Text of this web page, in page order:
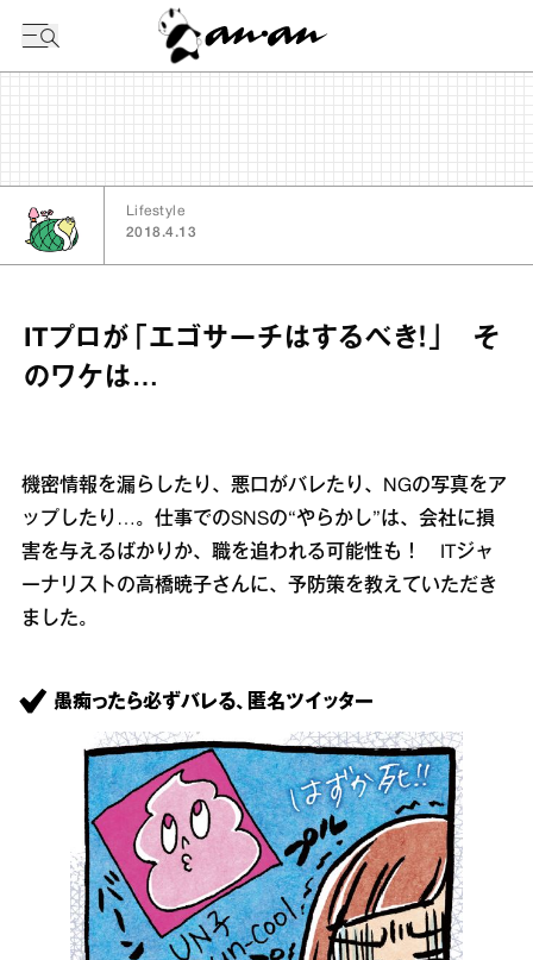
Lifestyle
2018.4.13
ITプロが「エゴサーチはするべき！」 そ
のワケは…
機密情報を漏らしたり、悪口がバレたり、NGの写真をア
ップしたり…。仕事でのSNSの“やらかし”は、会社に損
害を与えるばかりか、職を追われる可能性も！ ITジャ
ーナリストの高橋暁子さんに、予防策を教えていただき
ました。
愚痴ったら必ずバレる、匿名ツイッター